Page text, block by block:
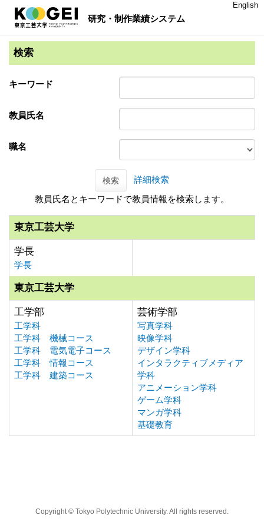
研究・制作業績システム
English
検索
キーワード
教員氏名
職名
検索
詳細検索
教員氏名とキーワードで教員情報を検索します。
東京工芸大学
学長
学長
東京工芸大学
工学部
工学科
工学科 機械コース
工学科 電気電子コース
工学科 情報コース
工学科 建築コース
芸術学部
写真学科
映像学科
デザイン学科
インタラクティブメディア
学科
アニメーション学科
ゲーム学科
マンガ学科
基礎教育
Copyright © Tokyo Polytechnic University. All rights reserved.